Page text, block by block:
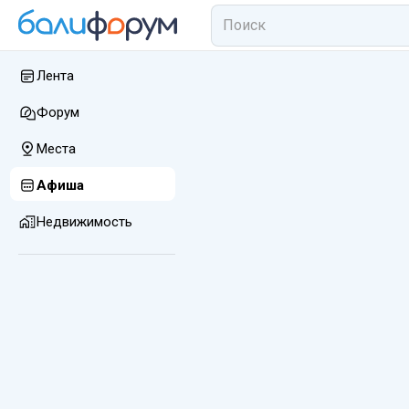
Лента
Форум
Места
Афиша
Недвижимость